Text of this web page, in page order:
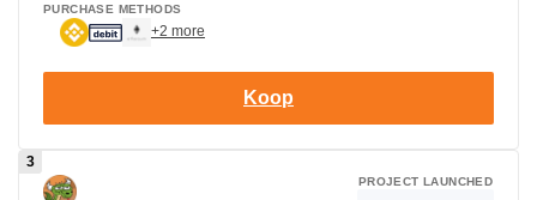
PURCHASE METHODS
+2 more
Koop
PROJECT LAUNCHED